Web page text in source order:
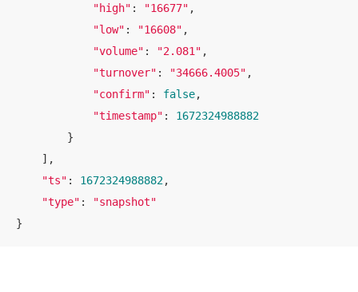
"high" : "16677" ,
"low" : "16608" ,
"volume" : "2.081" ,
"turnover" : "34666.4005" ,
"confirm" : false,
"timestamp" : 1672324988882
        }
    ],
"ts" : 1672324988882,
"type" :
"snapshot"
}